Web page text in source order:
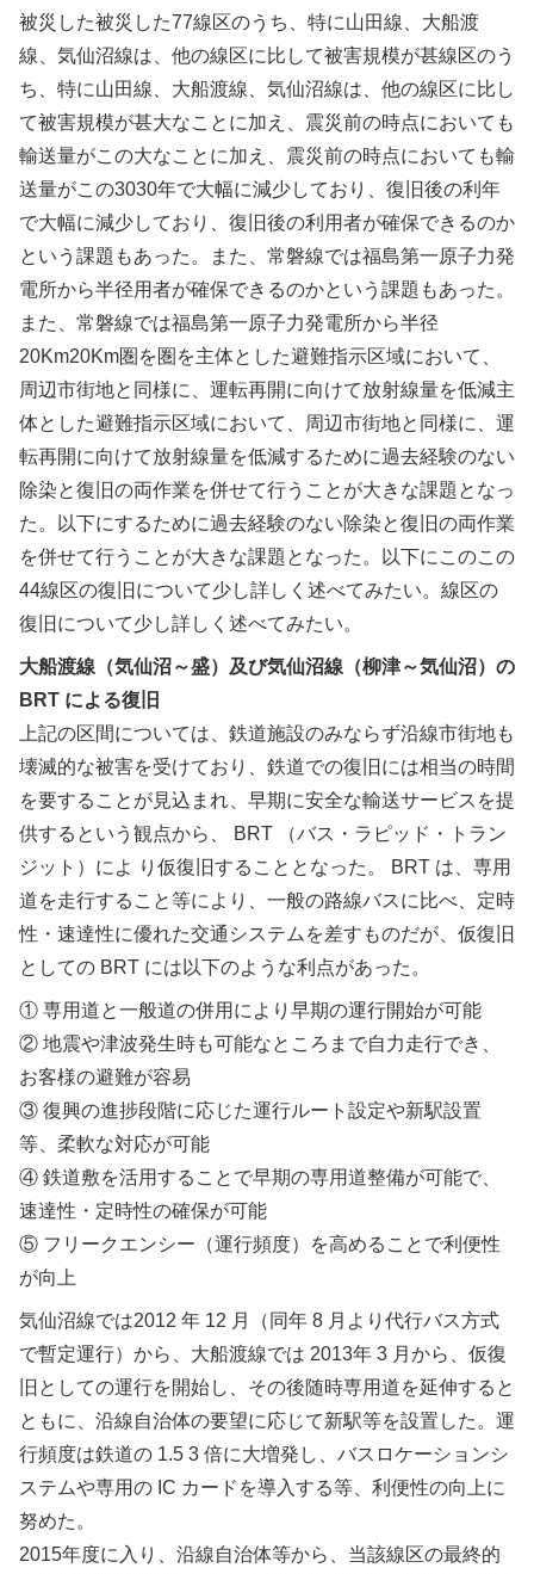
被災した被災した77線区のうち、特に山田線、大船渡
線、気仙沼線は、他の線区に比して被害規模が甚線区のう
ち、特に山田線、大船渡線、気仙沼線は、他の線区に比し
て被害規模が甚大なことに加え、震災前の時点においても
輸送量がこの大なことに加え、震災前の時点においても輸
送量がこの3030年で大幅に減少しており、復旧後の利年
で大幅に減少しており、復旧後の利用者が確保できるのか
という課題もあった。また、常磐線では福島第一原子力発
電所から半径用者が確保できるのかという課題もあった。
また、常磐線では福島第一原子力発電所から半径
20Km20Km圏を圏を主体とした避難指示区域において、
周辺市街地と同様に、運転再開に向けて放射線量を低減主
体とした避難指示区域において、周辺市街地と同様に、運
転再開に向けて放射線量を低減するために過去経験のない
除染と復旧の両作業を併せて行うことが大きな課題となっ
た。以下にするために過去経験のない除染と復旧の両作業
を併せて行うことが大きな課題となった。以下にこのこの
44線区の復旧について少し詳しく述べてみたい。線区の
復旧について少し詳しく述べてみたい。
大船渡線（気仙沼～盛）及び気仙沼線（柳津～気仙沼）の
BRT による復旧
上記の区間については、鉄道施設のみならず沿線市街地も
壊滅的な被害を受けており、鉄道での復旧には相当の時間
を要することが見込まれ、早期に安全な輸送サービスを提
供するという観点から、 BRT （バス・ラピッド・トラン
ジット）によ り仮復旧することとなった。 BRT は、専用
道を走行すること等により、一般の路線バスに比べ、定時
性・速達性に優れた交通システムを差すものだが、仮復旧
としての BRT には以下のような利点があった。
① 専用道と一般道の併用により早期の運行開始が可能
② 地震や津波発生時も可能なところまで自力走行でき、
お客様の避難が容易
③ 復興の進捗段階に応じた運行ルート設定や新駅設置
等、柔軟な対応が可能
④ 鉄道敷を活用することで早期の専用道整備が可能で、
速達性・定時性の確保が可能
⑤ フリークエンシー（運行頻度）を高めることで利便性
が向上
気仙沼線では2012 年 12 月（同年 8 月より代行バス方式
で暫定運行）から、大船渡線では 2013年 3 月から、仮復
旧としての運行を開始し、その後随時専用道を延伸すると
ともに、沿線自治体の要望に応じて新駅等を設置した。運
行頻度は鉄道の 1.5 3 倍に大増発し、バスロケーションシ
ステムや専用の IC カードを導入する等、利便性の向上に
努めた。
2015年度に入り、沿線自治体等から、当該線区の最終的